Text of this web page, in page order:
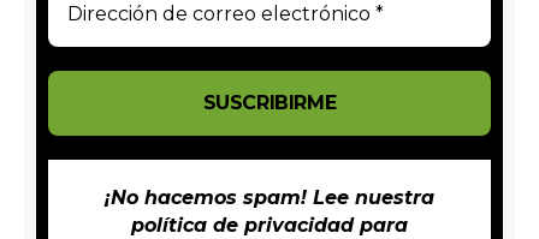
¡No hacemos spam! Lee nuestra
política de privacidadpara